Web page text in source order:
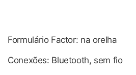
Formulário Factor: na orelha
Conexões: Bluetooth, sem fio